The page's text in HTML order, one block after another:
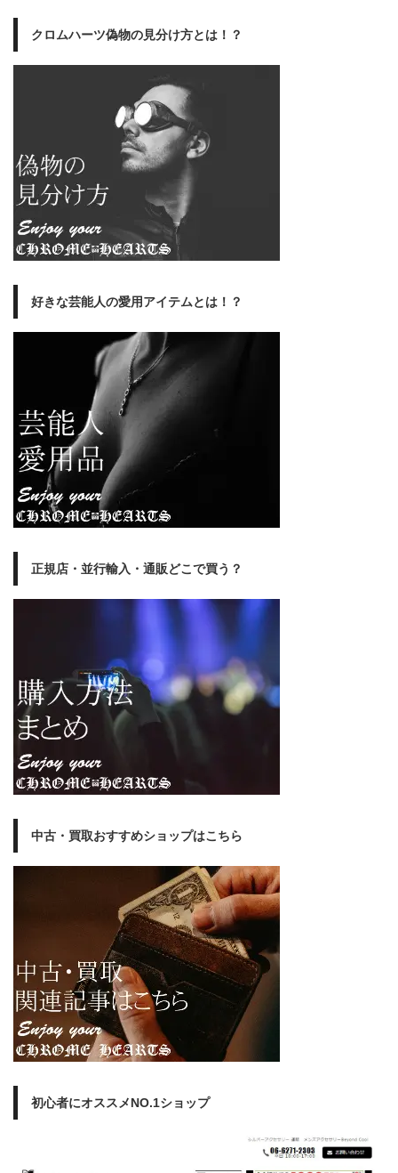
クロムハーツ偽物の見分け方とは！？
好きな芸能人の愛用アイテムとは！？
正規店・並行輸入・通販どこで買う？
中古・買取おすすめショップはこちら
初心者にオススメNO.1ショップ